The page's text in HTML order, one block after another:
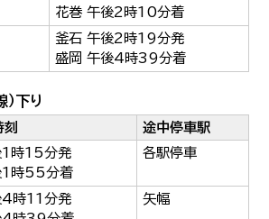
花巻 午後2時10分着
釜石 午後2時19分発
盛岡 午後4時39分着
下り
刻
途中停車駅
1時15分発
1時55分着
各駅停車
4時11分発
矢幅